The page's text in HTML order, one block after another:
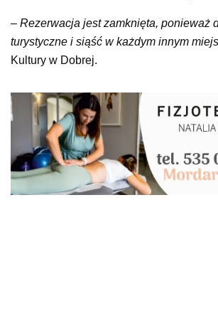
– Rezerwacja jest zamknięta, ponieważ
turystyczne i siąść w każdym innym
Kultury w Dobrej.